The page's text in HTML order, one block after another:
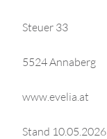
Steuer 33
5524 Annaberg
www.evelia.at
Stand 10.05.2026